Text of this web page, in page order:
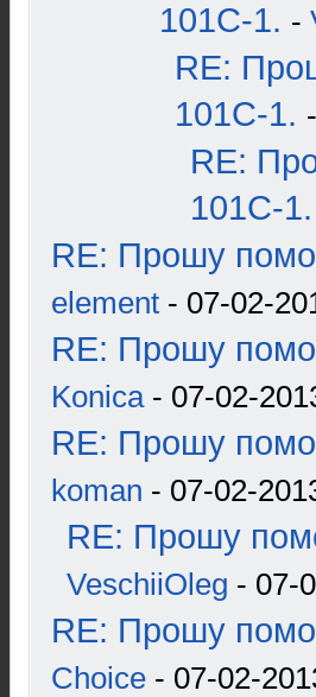
101С-1. -
RE:
101С-1. -
RE:
101С-1.
RE: Прошу
element - 07-02-
RE: Прошу
Konica- 07-02-
RE: Прошу
koman - 07-02-
RE: Прошу
VeschiiOleg - 07-
RE: Прошу
Choice - 07-02-